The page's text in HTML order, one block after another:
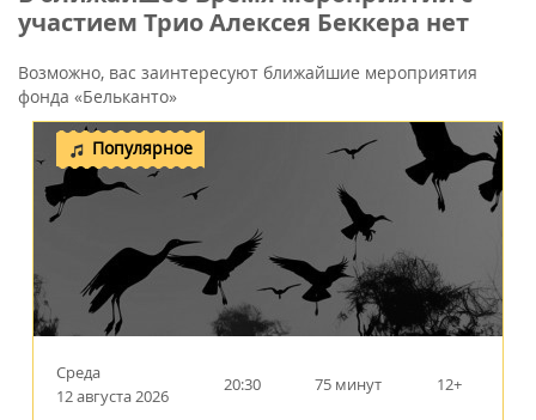
участием Трио Алексея Беккера нет
Возможно, вас заинтересуют ближайшие мероприятия
фонда «Бельканто»
Популярное
Среда
12 августа 2026
20:30 75 минут 12+